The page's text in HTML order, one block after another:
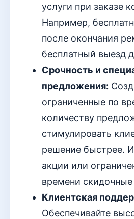
услуги при заказе
Например,
после окончания
бесплатный выезд
Срочность и
предложения:
ограниченные по
количеству
стимулировать
решение быстрее.
акции или
времени
Клиентская
Обеспечивайте